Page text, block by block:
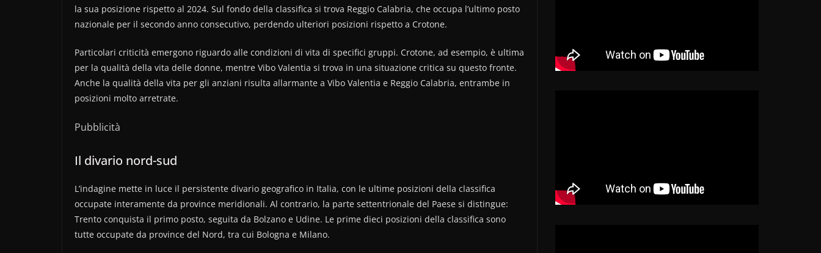
la sua posizione rispetto al 2024. Sul fondo della classifica si trova Reggio Calabria, che occupa l’ultimo posto
nazionale per il secondo anno consecutivo, perdendo ulteriori posizioni rispetto a Crotone.
Particolari criticità emergono riguardo alle condizioni di vita di specifici gruppi. Crotone, ad esempio, è ultima
per la qualità della vita delle donne, mentre Vibo Valentia si trova in una situazione critica su questo fronte.
Anche la qualità della vita per gli anziani risulta allarmante a Vibo Valentia e Reggio Calabria, entrambe in
posizioni molto arretrate.
Pubblicità
Il divario nord-sud
L’indagine mette in luce il persistente divario geografico in Italia, con le ultime posizioni della classifica
occupate interamente da province meridionali. Al contrario, la parte settentrionale del Paese si distingue:
Trento conquista il primo posto, seguita da Bolzano e Udine. Le prime dieci posizioni della classifica sono
tutte occupate da province del Nord, tra cui Bologna e Milano.